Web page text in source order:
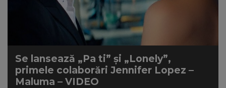
Se lansează „Pa ti” şi „Lonely”,
primele colaborări Jennifer Lopez –
Maluma – VIDEO